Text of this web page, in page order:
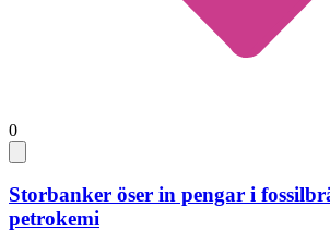
0
Storbanker öser in pengar i
petrokemi